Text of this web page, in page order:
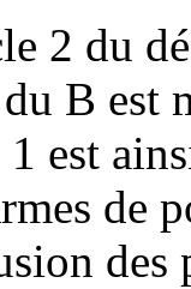
2 du
B est
est
de
des